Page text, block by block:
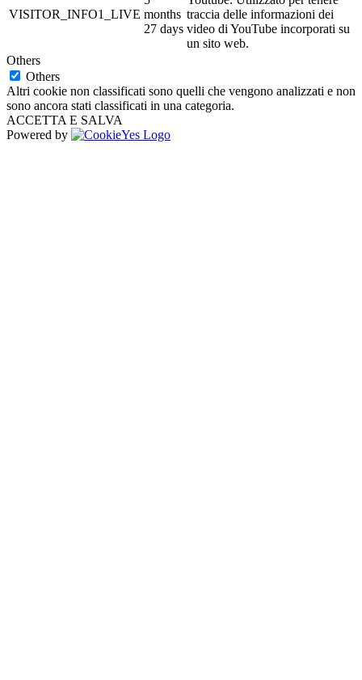
VISITOR_INFO1_LIVE months
27 days
traccia delle informazioni dei
video di YouTube incorporati su
un sito web.
Others
Others
Altri cookie non classificati sono quelli che vengono analizzati e non
sono ancora stati classificati in una categoria.
ACCETTA E SALVA
Powered by